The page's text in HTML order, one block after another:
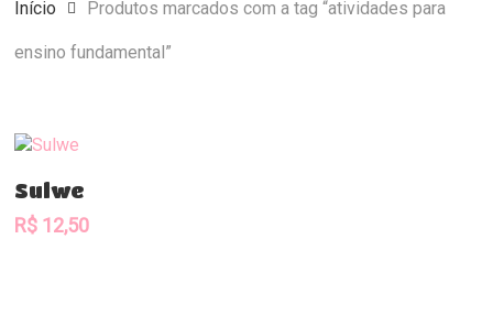
Início Produtos marcados com a tag “atividades para
ensino fundamental”
Sulwe
R$ 12,50